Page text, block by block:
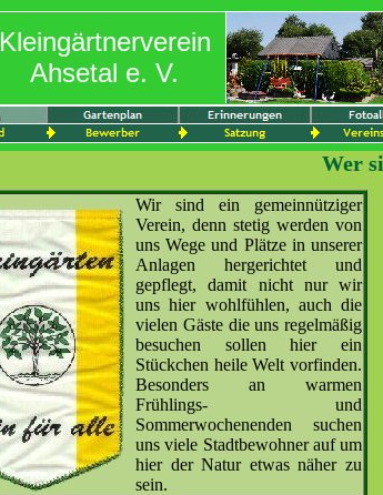
Kleingärtnerverein
Ahsetal e. V.
Wer
Wir sind ein gemeinnütziger
Verein, denn stetig werden von
uns Wege und Plätze in unserer
Anlagen hergerichtet und
gepflegt, damit nicht nur wir
uns hier wohlfühlen, auch die
vielen Gäste die uns regelmäßig
besuchen sollen hier ein
Stückchen heile Welt vorfinden.
Besonders an warmen
Frühlings- und
Sommerwochenenden suchen
uns viele Stadtbewohner auf um
hier der Natur etwas näher zu
sein.